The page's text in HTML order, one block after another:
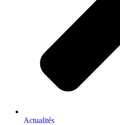
Actualités